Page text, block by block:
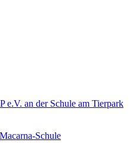
e.V. an der Schule am Tierpark
Schule